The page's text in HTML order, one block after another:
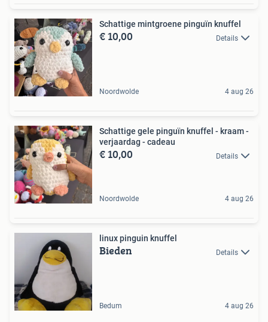
Schattige mintgroene pinguïn knuffel
€ 10,00 Details
Noordwolde 4 aug 26
Schattige gele pinguïn knuffel - kraam -
verjaardag - cadeau
€ 10,00 Details
Noordwolde 4 aug 26
linux pinguin knuffel
Bieden Details
Bedum 4 aug 26